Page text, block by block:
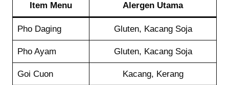
Item Menu Alergen Utama
Pho Daging Gluten, Kacang Soja
Pho Ayam Gluten, Kacang Soja
Goi Cuon Kacang, Kerang